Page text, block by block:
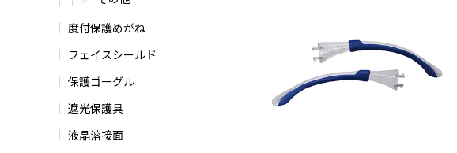
度付保護めがね
フェイスシールド
保護ゴーグル
遮光保護具
液晶溶接面